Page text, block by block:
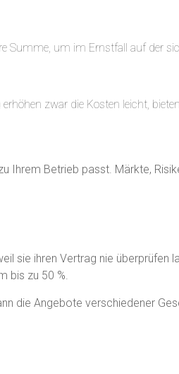
Summe, um im Ernstfall auf der
zwar die Kosten leicht,
Ihrem Betrieb passt. Märkte,
sie ihren Vertrag nie überprüfen
bis zu 50 %.
die Angebote verschiedener